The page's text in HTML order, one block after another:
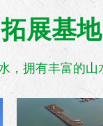
拓展基